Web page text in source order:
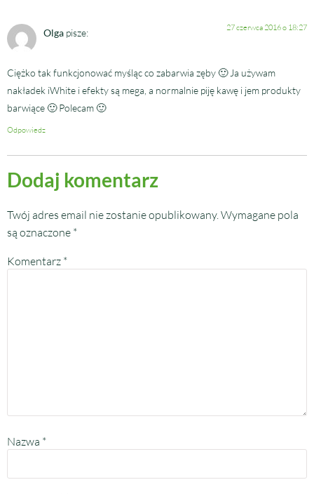
Olga pisze: 27 czerwca 2016 o 18:27
Ciężko tak funkcjonować myśląc co zabarwia zęby 🙂 Ja używam
nakładek iWhite i efekty są mega, a normalnie piję kawę i jem produkty
barwiące 🙂 Polecam 🙂
Odpowiedz
Dodaj komentarz
Twój adres email nie zostanie opublikowany. Wymagane pola
są oznaczone *
Komentarz *
Nazwa *